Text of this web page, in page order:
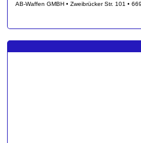
AB-Waffen GMBH • Zweibrücker Str. 101 •